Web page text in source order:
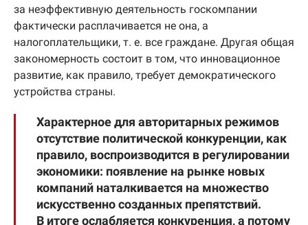
за неэффективную деятельность госкомпании
фактически расплачивается не она, а
налогоплательщики, т. е. все граждане. Другая общая
закономерность состоит в том, что инновационное
развитие, как правило, требует демократического
устройства страны.
Характерное для авторитарных режимов
отсутствие политической конкуренции, как
правило, воспроизводится в регулировании
экономики: появление на рынке новых
компаний наталкивается на множество
искусственно созданных препятствий.
В итоге ослабляется конкуренция, а потому